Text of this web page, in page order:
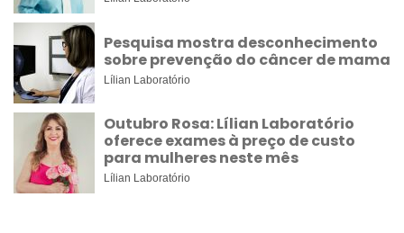
Pesquisa mostra desconhecimento
sobre prevenção do câncer de mama
Lílian Laboratório
Outubro Rosa: Lílian Laboratório
oferece exames à preço de custo
para mulheres neste mês
Lílian Laboratório